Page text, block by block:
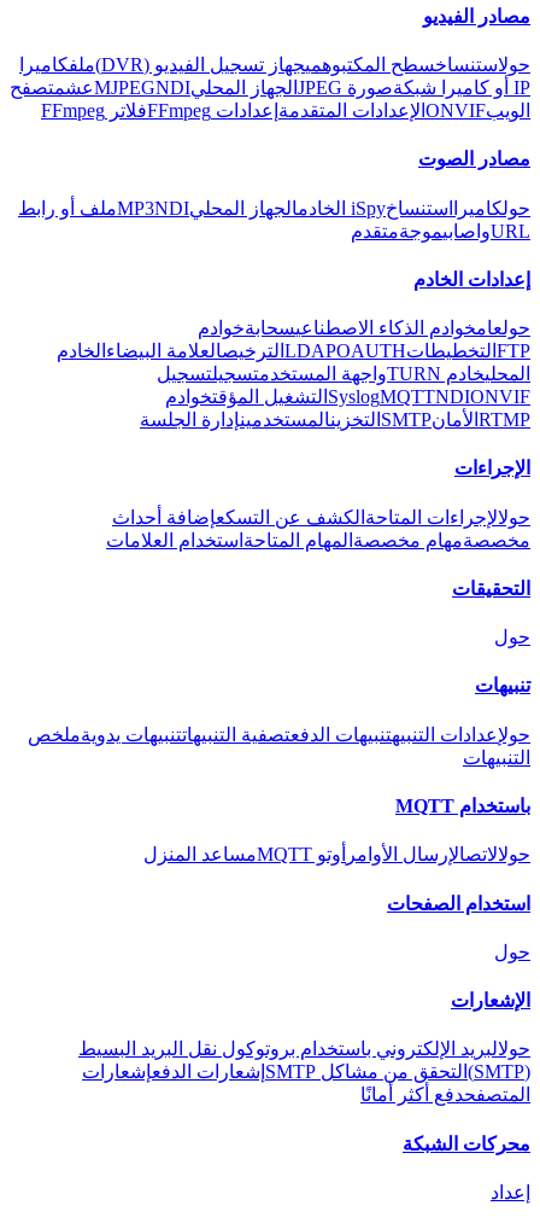
مصادر الفيديو
حولاستنساخسطح المكتبوهميجهاز تسجيل الفيديو (DVR) ملفكاميرا
IP أو كاميرا شبكة
صورة JPEG الجهاز المحلي MJPEGNDI عشمتصفح
الويبONVIF الإعدادات المتقدمة إعدادات FFmpeg فلاتر FFmpeg
مصادر الصوت
حولكاميرا استنساخiSpy الخادم الجهاز المحلي MP3NDI
ملف أو رابط
URLواصابيموجةمتقدم
إعدادات الخادم
حولعامخوادم الذكاء الاصطناعيسحابةخوادم
FTP التخطيطات LDAPOAUTH الترخيصالعلامة البيضاء الخادم
المحليخادم TURN واجهة المستخدمتسجيلتسجيل
SyslogMQTTNDIONVIF التشغيل المؤقتخوادم
RTMP الأمانSMTP التخزينالمستخدمينإدارة الجلسة
الإجراءات
حولالإجراءات المتاحة الكشف عن التسكعإضافة أحداث
مخصصةمهام مخصصة المهام المتاحة استخدام العلامات
التحقيقات
حول
تنبيهات
حولإعدادات التنبيهتنبيهات الدفعتصفية التنبيهاتتنبيهات يدويةملخص
التنبيهات
باستخدام MQTT
حولالاتصالإرسال الأوامر أوتو MQTT مساعد المنزل
استخدام الصفحات
حول
الإشعارات
حولالبريد الإلكتروني باستخدام بروتوكول نقل البريد البسيط
(SMTP)
التحقق من مشاكل SMTP إشعارات الدفعإشعارات
المتصفحدفع أكثر أمانًا
محركات الشبكة
إعداد